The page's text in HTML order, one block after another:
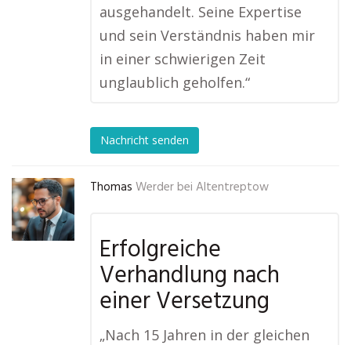
ausgehandelt. Seine Expertise
und sein Verständnis haben mir
in einer schwierigen Zeit
unglaublich geholfen.“
Nachricht senden
Thomas Werder bei Altentreptow
Erfolgreiche
Verhandlung nach
einer Versetzung
„Nach 15 Jahren in der gleichen